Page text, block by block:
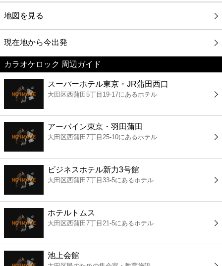
グルメ
映画
美容
コンビニ
薬局
スーパー
エンタメ
レジャー
書店
ファミレス
地図を見る
現在地から今出発
カラオケロック 周辺ガイド
スーパーホテル東京・JR蒲田西口
大田区西蒲田5丁目19-17にあるホテル
アーバイン東京・羽田蒲田
大田区西蒲田7丁目25-10にあるホテル
ビジネスホテル新力3号館
大田区西蒲田7丁目33-5にあるホテル
ホテルトムス
大田区西蒲田7丁目21-5にあるホテル
池上会館